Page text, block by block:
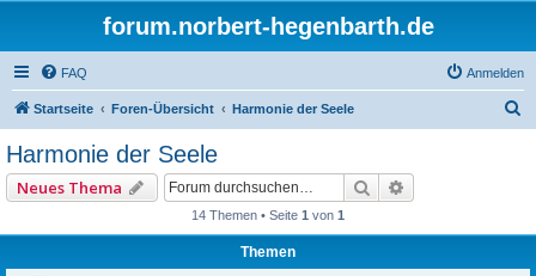
forum.norbert-hegenbarth.de
FAQ Anmelden
Startseite Foren-Übersicht Harmonie der Seele
Harmonie der Seele
Neues Thema Suche
14 Themen • Seite 1 von 1
Themen